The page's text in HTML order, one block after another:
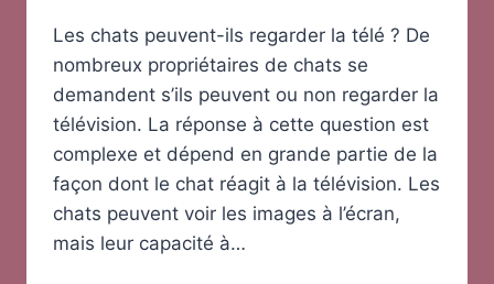
Les chats peuvent-ils regarder la télé ? De
nombreux propriétaires de chats se
demandent s’ils peuvent ou non regarder la
télévision. La réponse à cette question est
complexe et dépend en grande partie de la
façon dont le chat réagit à la télévision. Les
chats peuvent voir les images à l’écran,
mais leur capacité à…